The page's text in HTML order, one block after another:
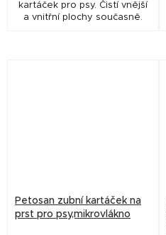
kartáček pro psy. Čistí vnější
a vnitřní plochy současně.
Petosan zubní kartáček na
prst pro psy,mikrovlákno